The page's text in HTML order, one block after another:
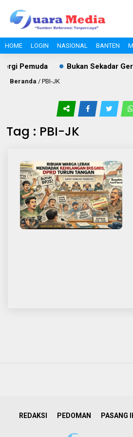
HOME LOGIN NASIONAL BANTEN
Pemuda Bukan Sekadar
Beranda / PBI-JK
Tag : PBI-JK
REDAKSI PEDOMAN PASANG